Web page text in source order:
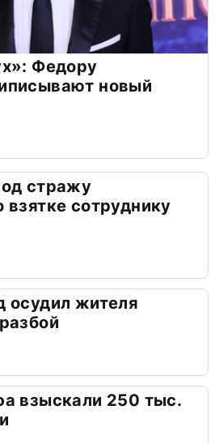
Федору
новый
стражу
взятке сотруднику
осудил жителя
взыскали 250 тыс.